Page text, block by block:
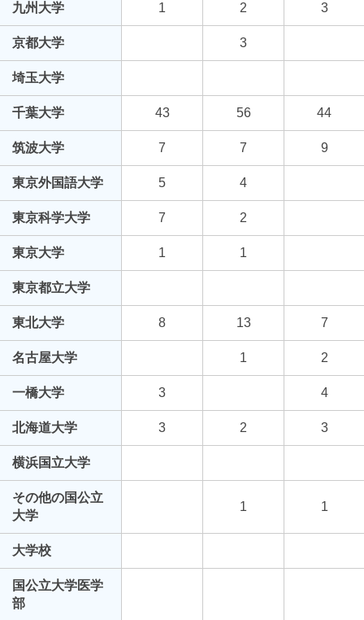
九州大学 1 2 3
京都大学 3
埼玉大学
千葉大学 43 56 44
筑波大学 7 7 9
東京外国語大学 5 4
東京科学大学 7 2
東京大学 1 1
東京都立大学
東北大学 8 13 7
名古屋大学 1 2
一橋大学 3 4
北海道大学 3 2 3
横浜国立大学
その他の国公立
大学
1 1
大学校
国公立大学医学
部